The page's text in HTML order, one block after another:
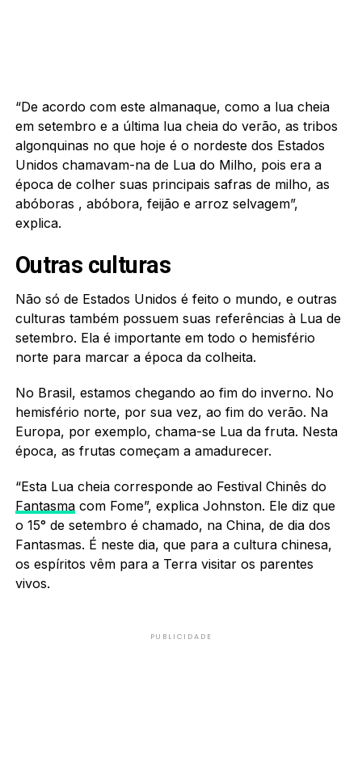
“De acordo com este almanaque, como a lua cheia
em setembro e a última lua cheia do verão, as tribos
algonquinas no que hoje é o nordeste dos Estados
Unidos chamavam-na de Lua do Milho, pois era a
época de colher suas principais safras de milho, as
abóboras , abóbora, feijão e arroz selvagem”,
explica.
Outras culturas
Não só de Estados Unidos é feito o mundo, e outras
culturas também possuem suas referências à Lua de
setembro. Ela é importante em todo o hemisfério
norte para marcar a época da colheita.
No Brasil, estamos chegando ao fim do inverno. No
hemisfério norte, por sua vez, ao fim do verão. Na
Europa, por exemplo, chama-se Lua da fruta. Nesta
época, as frutas começam a amadurecer.
“Esta Lua cheia corresponde ao Festival Chinês do
Fantasmacom Fome”, explica Johnston. Ele diz que
o 15° de setembro é chamado, na China, de dia dos
Fantasmas. É neste dia, que para a cultura chinesa,
os espíritos vêm para a Terra visitar os parentes
vivos.
PUBLICIDADE